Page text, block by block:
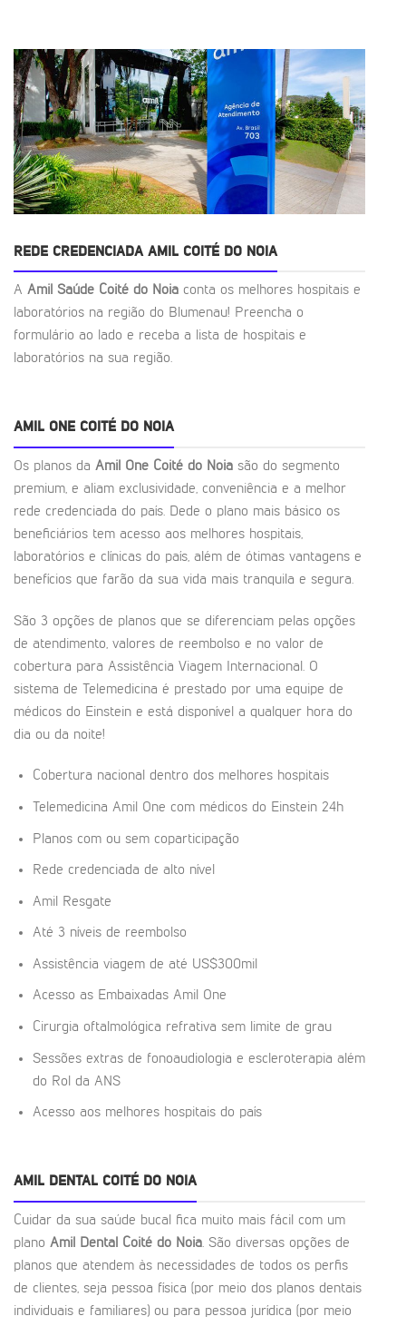
REDE CREDENCIADA AMIL COITÉ DO NOIA
A Amil Saúde Coité do Noia conta os melhores hospitais e
laboratórios na região do Blumenau! Preencha o
formulário ao lado e receba a lista de hospitais e
laboratórios na sua região.
AMIL ONE COITÉ DO NOIA
Os planos da Amil One Coité do Noia são do segmento
premium, e aliam exclusividade, conveniência e a melhor
rede credenciada do país. Dede o plano mais básico os
beneficiários tem acesso aos melhores hospitais,
laboratórios e clínicas do país, além de ótimas vantagens e
benefícios que farão da sua vida mais tranquila e segura.
São 3 opções de planos que se diferenciam pelas opções
de atendimento, valores de reembolso e no valor de
cobertura para Assistência Viagem Internacional. O
sistema de Telemedicina é prestado por uma equipe de
médicos do Einstein e está disponível a qualquer hora do
dia ou da noite!
Cobertura nacional dentro dos melhores hospitais
Telemedicina Amil One com médicos do Einstein 24h
Planos com ou sem coparticipação
Rede credenciada de alto nível
Amil Resgate
Até 3 níveis de reembolso
Assistência viagem de até US$300mil
Acesso as Embaixadas Amil One
Cirurgia oftalmológica refrativa sem limite de grau
Sessões extras de fonoaudiologia e escleroterapia além
do Rol da ANS
Acesso aos melhores hospitais do país
AMIL DENTAL COITÉ DO NOIA
Cuidar da sua saúde bucal fica muito mais fácil com um
plano Amil Dental Coité do Noia. São diversas opções de
planos que atendem às necessidades de todos os perfis
de clientes, seja pessoa física (por meio dos planos dentais
individuais e familiares) ou para pessoa jurídica (por meio